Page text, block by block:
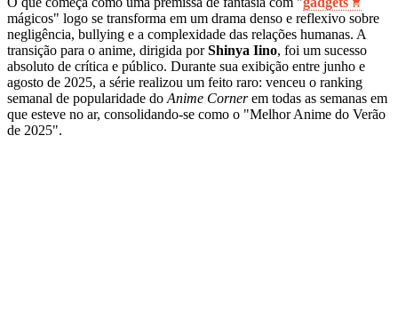
mágicos" logo se transforma em um drama denso e reflexivo sobre
negligência, bullying e a complexidade das relações humanas. A
transição para o anime, dirigida porShinya Iino, foi um sucesso
absoluto de crítica e público. Durante sua exibição entre junho e
agosto de 2025, a série realizou um feito raro: venceu o ranking
semanal de popularidade do Anime Cornerem todas as semanas em
que esteve no ar, consolidando-se como o "Melhor Anime do Verão
de 2025".